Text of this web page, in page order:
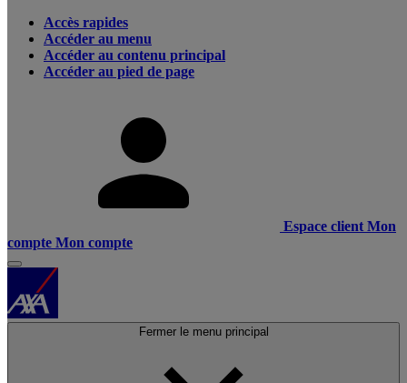
Accès rapides
Accéder au menu
Accéder au contenu principal
Accéder au pied de page
Espace client Mon
compte Mon compte
Fermer le menu principal